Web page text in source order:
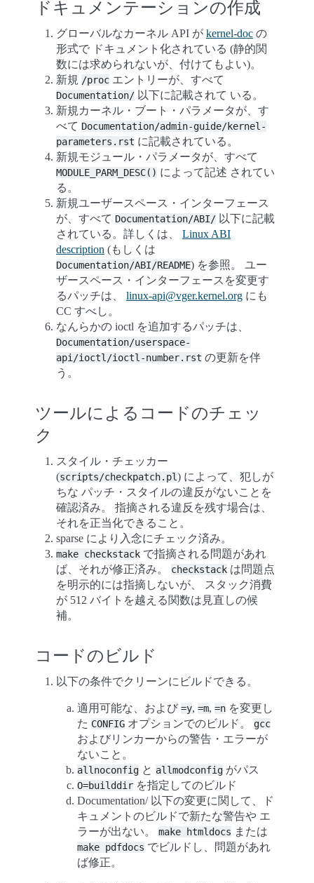
ドキュメンテーションの作成
グローバルなカーネル API が kernel-doc の
形式で ドキュメント化されている (静的関
数には求められないが、付けてもよい)。
新規 /proc エントリーが、すべて
Documentation/ 以下に記載されて いる。
新規カーネル・ブート・パラメータが、す
べて Documentation/admin-guide/kernel-
parameters.rst に記載されている。
新規モジュール・パラメータが、すべて
MODULE_PARM_DESC() によって記述 されてい
る。
新規ユーザースペース・インターフェース
が、すべて Documentation/ABI/ 以下に記載
されている。詳しくは、 Linux ABI
description (もしくは
Documentation/ABI/README) を参照。 ユー
ザースペース・インターフェースを変更す
るパッチは、 linux-api@vger.kernel.org にも
CC すべし。
なんらかの ioctl を追加するパッチは、
Documentation/userspace-
api/ioctl/ioctl-number.rst の更新を伴
う。
ツールによるコードのチェッ
ク
スタイル・チェッカー
(scripts/checkpatch.pl) によって、犯しが
ちな パッチ・スタイルの違反がないことを
確認済み。 指摘される違反を残す場合は、
それを正当化できること。
sparse により入念にチェック済み。
make checkstack で指摘される問題があれ
ば、それが修正済み。 checkstack は問題点
を明示的には指摘しないが、 スタック消費
が 512 バイトを越える関数は見直しの候
補。
コードのビルド
以下の条件でクリーンにビルドできる。
適用可能な、および =y, =m, =n を変更し
た CONFIG オプションでのビルド。 gcc
およびリンカーからの警告・エラーが
ないこと。
allnoconfig と allmodconfig がパス
O=builddir を指定してのビルド
Documentation/ 以下の変更に関して、ド
キュメントのビルドで新たな警告や エ
ラーが出ない。 make htmldocs または
make pdfdocs でビルドし、問題があれ
ば修正。